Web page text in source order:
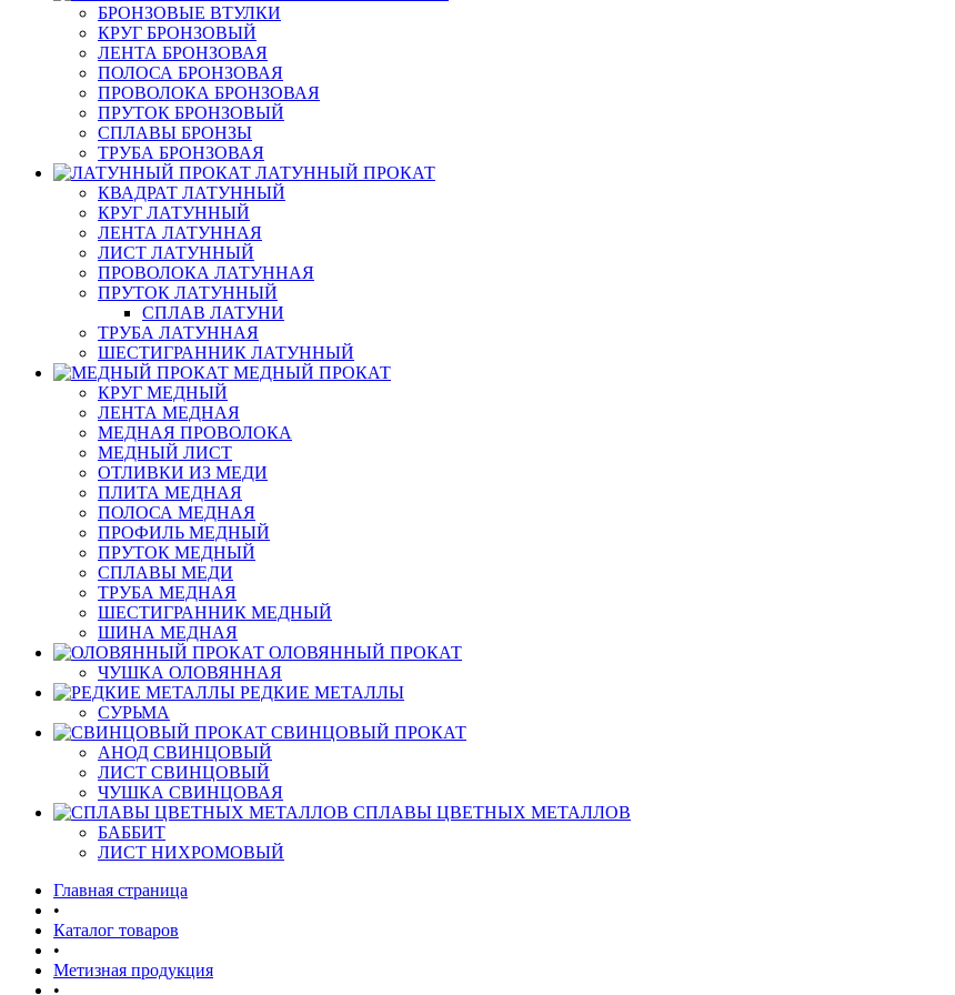
БРОНЗОВЫЕ ВТУЛКИ
КРУГ БРОНЗОВЫЙ
ЛЕНТА БРОНЗОВАЯ
ПОЛОСА БРОНЗОВАЯ
ПРОВОЛОКА БРОНЗОВАЯ
ПРУТОК БРОНЗОВЫЙ
СПЛАВЫ БРОНЗЫ
ТРУБА БРОНЗОВАЯ
ЛАТУННЫЙ ПРОКАТ
КВАДРАТ ЛАТУННЫЙ
КРУГ ЛАТУННЫЙ
ЛЕНТА ЛАТУННАЯ
ЛИСТ ЛАТУННЫЙ
ПРОВОЛОКА ЛАТУННАЯ
ПРУТОК ЛАТУННЫЙ
СПЛАВ ЛАТУНИ
ТРУБА ЛАТУННАЯ
ШЕСТИГРАННИК ЛАТУННЫЙ
МЕДНЫЙ ПРОКАТ
КРУГ МЕДНЫЙ
ЛЕНТА МЕДНАЯ
МЕДНАЯ ПРОВОЛОКА
МЕДНЫЙ ЛИСТ
ОТЛИВКИ ИЗ МЕДИ
ПЛИТА МЕДНАЯ
ПОЛОСА МЕДНАЯ
ПРОФИЛЬ МЕДНЫЙ
ПРУТОК МЕДНЫЙ
СПЛАВЫ МЕДИ
ТРУБА МЕДНАЯ
ШЕСТИГРАННИК МЕДНЫЙ
ШИНА МЕДНАЯ
ОЛОВЯННЫЙ ПРОКАТ
ЧУШКА ОЛОВЯННАЯ
РЕДКИЕ МЕТАЛЛЫ
СУРЬМА
СВИНЦОВЫЙ ПРОКАТ
АНОД СВИНЦОВЫЙ
ЛИСТ СВИНЦОВЫЙ
ЧУШКА СВИНЦОВАЯ
СПЛАВЫ ЦВЕТНЫХ МЕТАЛЛОВ
БАББИТ
ЛИСТ НИХРОМОВЫЙ
Главная страница
•
Каталог товаров
•
Метизная продукция
•